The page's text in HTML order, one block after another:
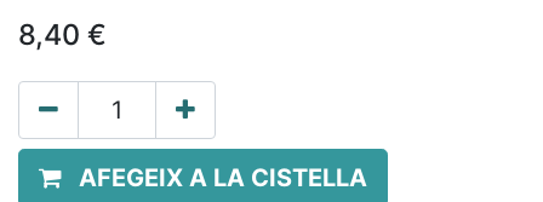
8,40 €
AFEGEIX A LA CISTELLA